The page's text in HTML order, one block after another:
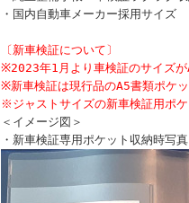
・国内自動車メーカー採用サイズ
〔新車検証について〕
※2023年1月より車検証のサイズが
※新車検証は現行品のA5書類ポケ
※ジャストサイズの新車検証用ポ
＜イメージ図＞
・新車検証専用ポケット収納時写真